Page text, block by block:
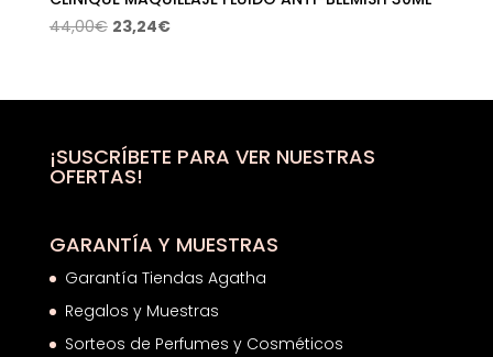
44,00€ El
era:
23,24€El
es:
¡SUSCRÍBETE PARA VER NUESTRAS
OFERTAS!
GARANTÍA Y MUESTRAS
Garantía Tiendas Agatha
Regalos y Muestras
Sorteos de Perfumes y Cosméticos